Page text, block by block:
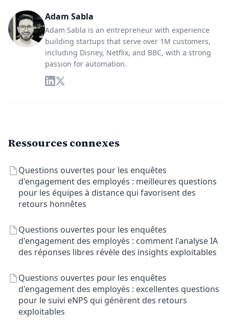
Adam Sabla
Adam Sabla is an entrepreneur with experience
building startups that serve over 1M customers,
including Disney, Netflix, and BBC, with a strong
passion for automation.
Ressources connexes
Questions ouvertes pour les enquêtes
d'engagement des employés : meilleures questions
pour les équipes à distance qui favorisent des
retours honnêtes
Questions ouvertes pour les enquêtes
d'engagement des employés : comment l'analyse IA
des réponses libres révèle des insights exploitables
Questions ouvertes pour les enquêtes
d'engagement des employés : excellentes questions
pour le suivi eNPS qui génèrent des retours
exploitables